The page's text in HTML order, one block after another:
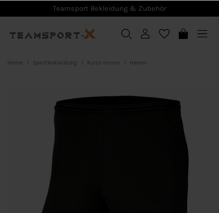
Teamsport Bekleidung & Zubehör
Home Sportbekleidung Kurze Hosen Herren